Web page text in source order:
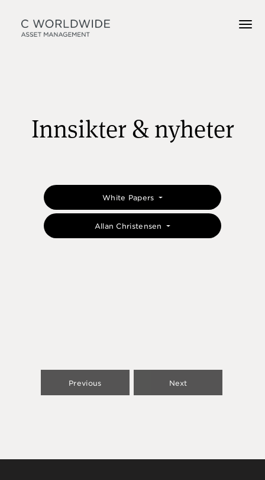
Innsikter & nyheter
White Papers
Allan Christensen
Previous Next